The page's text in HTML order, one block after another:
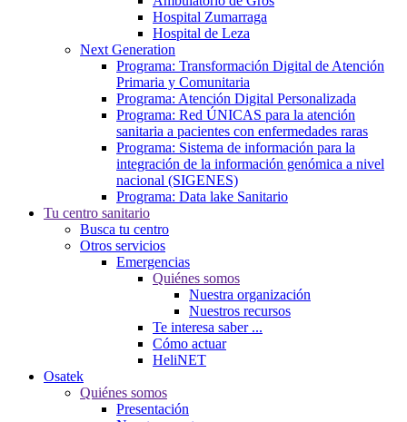
Hospital Zumarraga
Hospital de Leza
Next Generation
Programa: Transformación Digital de Atención
Primaria y Comunitaria
Programa: Atención Digital Personalizada
Programa: Red ÚNICAS para la atención
sanitaria a pacientes con enfermedades raras
Programa: Sistema de información para la
integración de la información genómica a nivel
nacional (SIGENES)
Programa: Data lake Sanitario
Tu centro sanitario
Busca tu centro
Otros servicios
Emergencias
Quiénes somos
Nuestra organización
Nuestros recursos
Te interesa saber ...
Cómo actuar
HeliNET
Osatek
Quiénes somos
Presentación